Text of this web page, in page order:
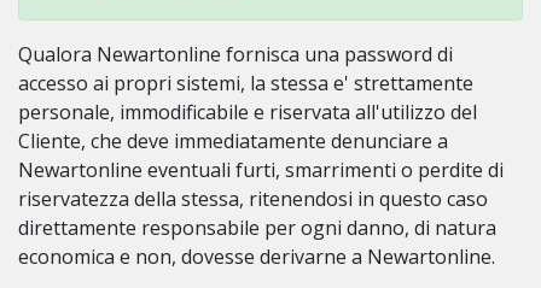
Qualora Newartonline fornisca una password di
accesso ai propri sistemi, la stessa e' strettamente
personale, immodificabile e riservata all'utilizzo del
Cliente, che deve immediatamente denunciare a
Newartonline eventuali furti, smarrimenti o perdite di
riservatezza della stessa, ritenendosi in questo caso
direttamente responsabile per ogni danno, di natura
economica e non, dovesse derivarne a Newartonline.